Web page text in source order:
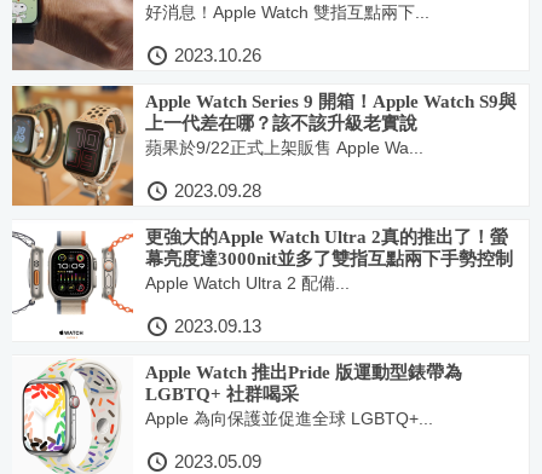
好消息！Apple Watch 雙指互點兩下...
2023.10.26
Apple Watch Series 9 開箱！Apple Watch S9與
上一代差在哪？該不該升級老實說
蘋果於9/22正式上架販售 Apple Wa...
2023.09.28
更強大的Apple Watch Ultra 2真的推出了！螢
幕亮度達3000nit並多了雙指互點兩下手勢控制
和S9 SiP晶片效能
Apple Watch Ultra 2 配備...
2023.09.13
Apple Watch 推出Pride 版運動型錶帶為
LGBTQ+ 社群喝采
Apple 為向保護並促進全球 LGBTQ+...
2023.05.09